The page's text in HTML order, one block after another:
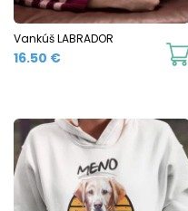
Vankúš LABRADOR
16.50 €